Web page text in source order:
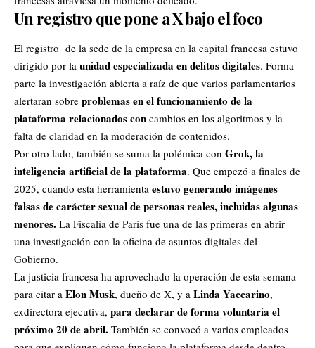
Un registro que pone a X bajo el foco
El registro de la sede de la empresa en la capital francesa estuvo
dirigido por la unidad especializada en delitos digitales. Forma
parte la investigación abierta a raíz de que varios parlamentarios
alertaran sobre problemas en el funcionamiento de la
plataforma relacionados con cambios en los algoritmos y la
falta de claridad en la moderación de contenidos.
Por otro lado, también se suma la polémica con Grok, la
inteligencia artificial de la plataforma. Que empezó a finales de
2025, cuando esta herramienta estuvo generando imágenes
falsas de carácter sexual de personas reales, incluidas algunas
menores. La Fiscalía de París fue una de las primeras en abrir
una investigación con la oficina de asuntos digitales del
Gobierno.
La justicia francesa ha aprovechado la operación de esta semana
para citar a Elon Musk, dueño de X, y a Linda Yaccarino,
exdirectora ejecutiva, para declarar de forma voluntaria el
próximo 20 de abril. También se convocó a varios empleados